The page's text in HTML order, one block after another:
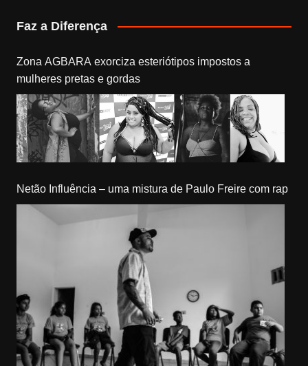
Faz a Diferença
Zona AGBARA exorciza esteriótipos impostos a
mulheres pretas e gordas
Netão Influência – uma mistura de Paulo Freire com rap